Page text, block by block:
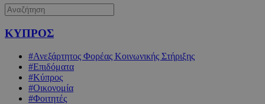
ΚΥΠΡΟΣ
#Ανεξάρτητος Φορέας Κοινωνικής Στήριξης
#Επιδόματα
#Κύπρος
#Οικονομία
#Φοιτητές